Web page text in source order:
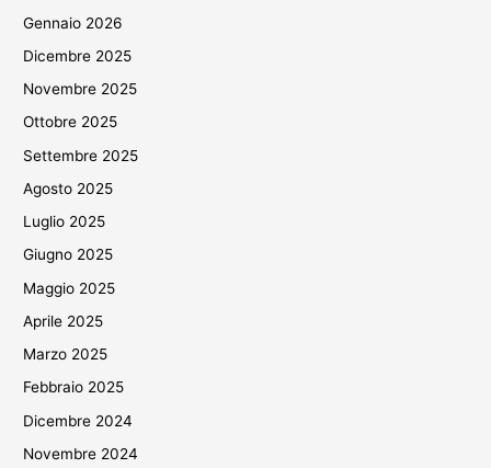
Gennaio 2026
Dicembre 2025
Novembre 2025
Ottobre 2025
Settembre 2025
Agosto 2025
Luglio 2025
Giugno 2025
Maggio 2025
Aprile 2025
Marzo 2025
Febbraio 2025
Dicembre 2024
Novembre 2024